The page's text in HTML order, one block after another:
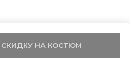
СКИДКУ НА КОСТЮМ